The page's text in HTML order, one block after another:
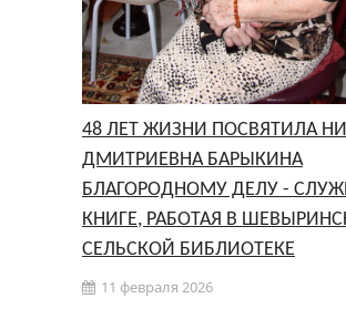
48 ЛЕТ ЖИЗНИ ПОСВЯТИЛА
ДМИТРИЕВНА БАРЫКИНА
БЛАГОРОДНОМУ ДЕЛУ -
КНИГЕ, РАБОТАЯ В
СЕЛЬСКОЙ БИБЛИОТЕКЕ
11 февраля 2026